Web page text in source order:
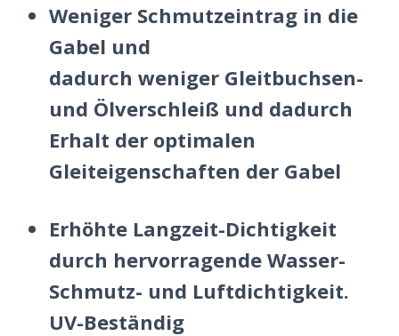
Weniger Schmutzeintrag in die
Gabel und
dadurch weniger Gleitbuchsen-
und Ölverschleiß und dadurch
Erhalt der optimalen
Gleiteigenschaften der Gabel
Erhöhte Langzeit-Dichtigkeit
durch hervorragende Wasser-
Schmutz- und Luftdichtigkeit.
UV-Beständig